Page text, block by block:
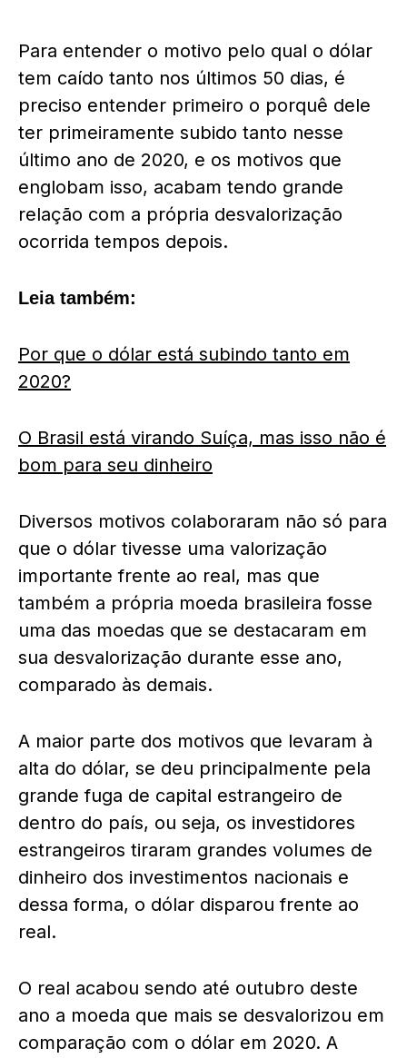
Para entender o motivo pelo qual o dólar
tem caído tanto nos últimos 50 dias, é
preciso entender primeiro o porquê dele
ter primeiramente subido tanto nesse
último ano de 2020, e os motivos que
englobam isso, acabam tendo grande
relação com a própria desvalorização
ocorrida tempos depois.
Leia também:
Por que o dólar está subindo tanto em
2020?
O Brasil está virando Suíça, mas isso não é
bom para seu dinheiro
Diversos motivos colaboraram não só para
que o dólar tivesse uma valorização
importante frente ao real, mas que
também a própria moeda brasileira fosse
uma das moedas que se destacaram em
sua desvalorização durante esse ano,
comparado às demais.
A maior parte dos motivos que levaram à
alta do dólar, se deu principalmente pela
grande fuga de capital estrangeiro de
dentro do país, ou seja, os investidores
estrangeiros tiraram grandes volumes de
dinheiro dos investimentos nacionais e
dessa forma, o dólar disparou frente ao
real.
O real acabou sendo até outubro deste
ano a moeda que mais se desvalorizou em
comparação com o dólar em 2020. A